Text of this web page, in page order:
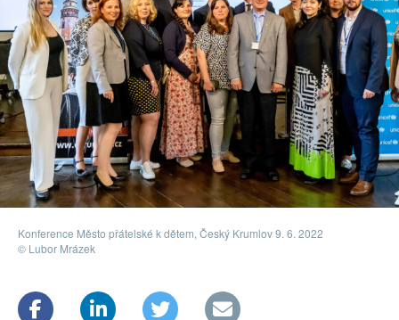
Konference Město přátelské k dětem, Český Krumlov 9. 6. 2022
© Lubor Mrázek